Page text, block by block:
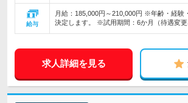
給与
月給：185,000円～210,000円 ※年齢・経験
決定します。 ※試用期間：6か月（待遇変更
求人詳細を見る